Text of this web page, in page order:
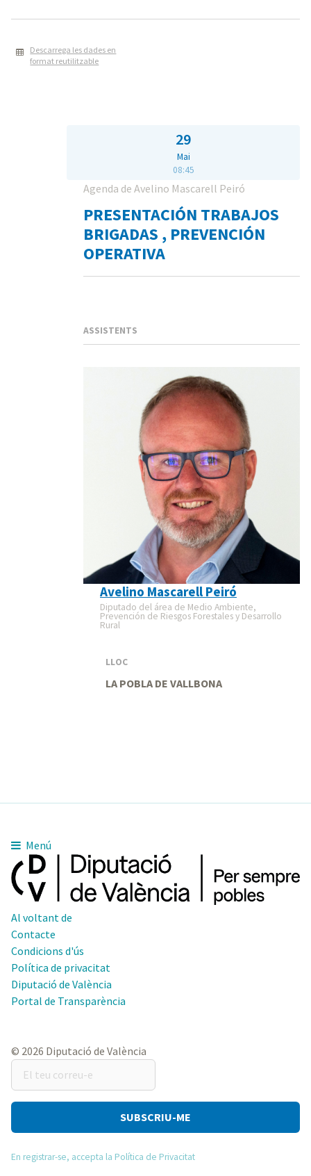
Descarrega les dades en
format reutilitzable
29
Mai
08:45
Agenda de Avelino Mascarell Peiró
PRESENTACIÓN TRABAJOS
BRIGADAS , PREVENCIÓN
OPERATIVA
ASSISTENTS
Avelino Mascarell Peiró
Diputado del área de Medio Ambiente,
Prevención de Riesgos Forestales y Desarrollo
Rural
LLOC
LA POBLA DE VALLBONA
Menú
Al voltant de
Contacte
Condicions d'ús
Política de privacitat
Diputació de València
Portal de Transparència
© 2026 Diputació de València
El
teu
correu-
En registrar-se, accepta la Política de Privacitat